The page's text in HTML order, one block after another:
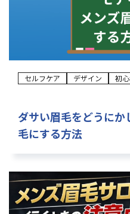
大阪堺筋本町
京都四条烏丸
受付時間 12：00
セルフケア デザイン 初
ダサい眉毛をどうに
毛にする方法